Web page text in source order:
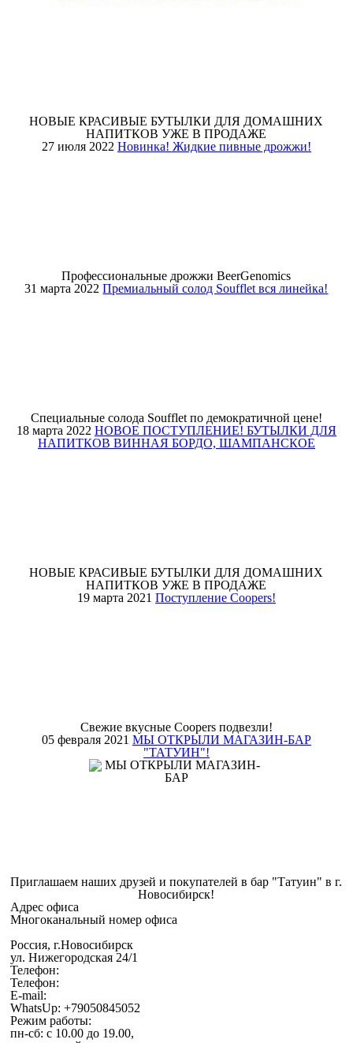
НОВЫЕ КРАСИВЫЕ БУТЫЛКИ ДЛЯ ДОМАШНИХ
НАПИТКОВ УЖЕ В ПРОДАЖЕ
27 июля 2022 Новинка! Жидкие пивные дрожжи!
Профессиональные дрожжи BeerGenomics
31 марта 2022 Премиальный солод Soufflet вся линейка!
Специальные солода Soufflet по демократичной цене!
18 марта 2022 НОВОЕ ПОСТУПЛЕНИЕ! БУТЫЛКИ ДЛЯ
НАПИТКОВ ВИННАЯ БОРДО, ШАМПАНСКОЕ
НОВЫЕ КРАСИВЫЕ БУТЫЛКИ ДЛЯ ДОМАШНИХ
НАПИТКОВ УЖЕ В ПРОДАЖЕ
19 марта 2021 Поступление Coopers!
Свежие вкусные Coopers подвезли!
05 февраля 2021 МЫ ОТКРЫЛИ МАГАЗИН-БАР
"ТАТУИН"!
Приглашаем наших друзей и покупателей в бар "Татуин" в г.
Новосибирск!
Адрес офиса
Многоканальный номер офиса
Россия, г.Новосибирск
ул. Нижегородская 24/1
Телефон:
Телефон:
E-mail:
WhatsUp: +79050845052
Режим работы:
пн-сб: с 10.00 до 19.00,